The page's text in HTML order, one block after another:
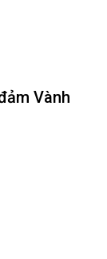
Vành